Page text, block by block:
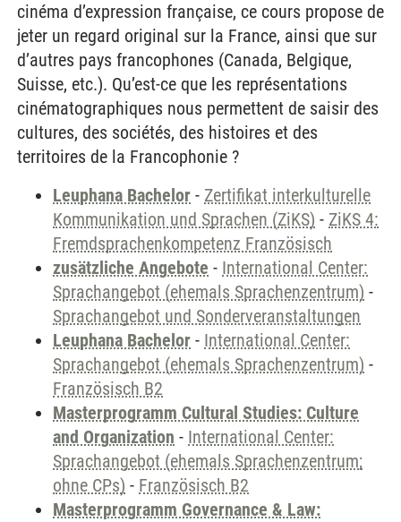
cinéma d’expression française, ce cours propose de
jeter un regard original sur la France, ainsi que sur
d’autres pays francophones (Canada, Belgique,
Suisse, etc.). Qu’est-ce que les représentations
cinématographiques nous permettent de saisir des
cultures, des sociétés, des histoires et des
territoires de la Francophonie ?
Leuphana Bachelor - Zertifikat interkulturelle
Kommunikation und Sprachen (ZiKS) - ZiKS 4:
Fremdsprachenkompetenz Französisch
zusätzliche Angebote - International Center:
Sprachangebot (ehemals Sprachenzentrum) -
Sprachangebot und Sonderveranstaltungen
Leuphana Bachelor - International Center:
Sprachangebot (ehemals Sprachenzentrum) -
Französisch B2
Masterprogramm Cultural Studies: Culture
and Organization - International Center:
Sprachangebot (ehemals Sprachenzentrum;
ohne CPs) - Französisch B2
Masterprogramm Governance & Law: